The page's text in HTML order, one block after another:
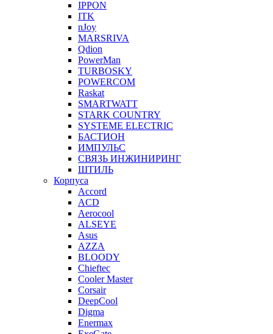
IPPON
ITK
nJoy
MARSRIVA
Qdion
PowerMan
TURBOSKY
POWERCOM
Raskat
SMARTWATT
STARK COUNTRY
SYSTEME ELECTRIC
БАСТИОН
ИМПУЛЬС
СВЯЗЬ ИНЖИНИРИНГ
ШТИЛЬ
Корпуса
Accord
ACD
Aerocool
ALSEYE
Asus
AZZA
BLOODY
Chieftec
Cooler Master
Corsair
DeepCool
Digma
Enermax